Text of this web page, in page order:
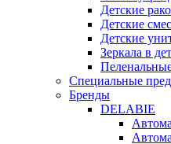
Детские
Детские
Детские
Зеркала в
Специальные
Бренды
DELABIE